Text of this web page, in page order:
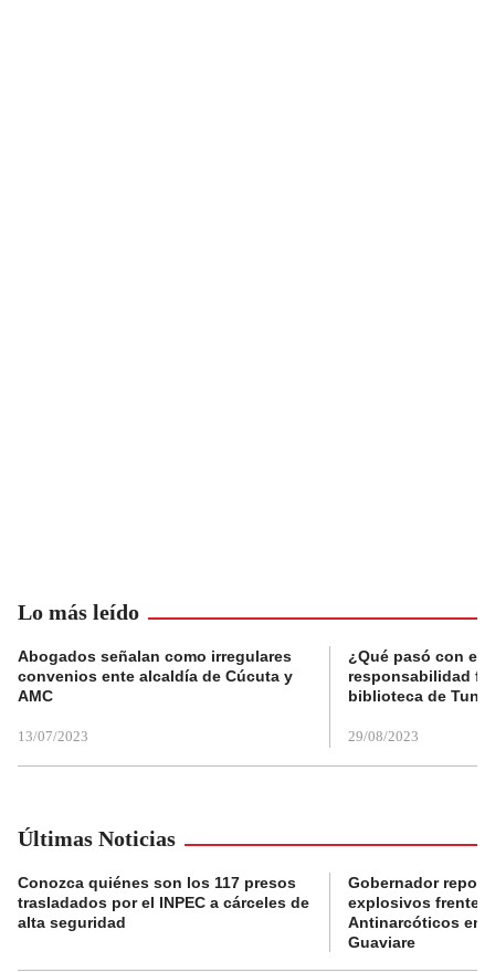
Lo más leído
Abogados señalan como irregulares
convenios ente alcaldía de Cúcuta y
AMC
13/07/2023
¿Qué pasó con el
responsabilidad
biblioteca de
29/08/2023
Últimas Noticias
Conozca quiénes son los 117 presos
trasladados por el INPEC a cárceles de
alta seguridad
Gobernador
explosivos frente a
Antinarcóticos en
Guaviare